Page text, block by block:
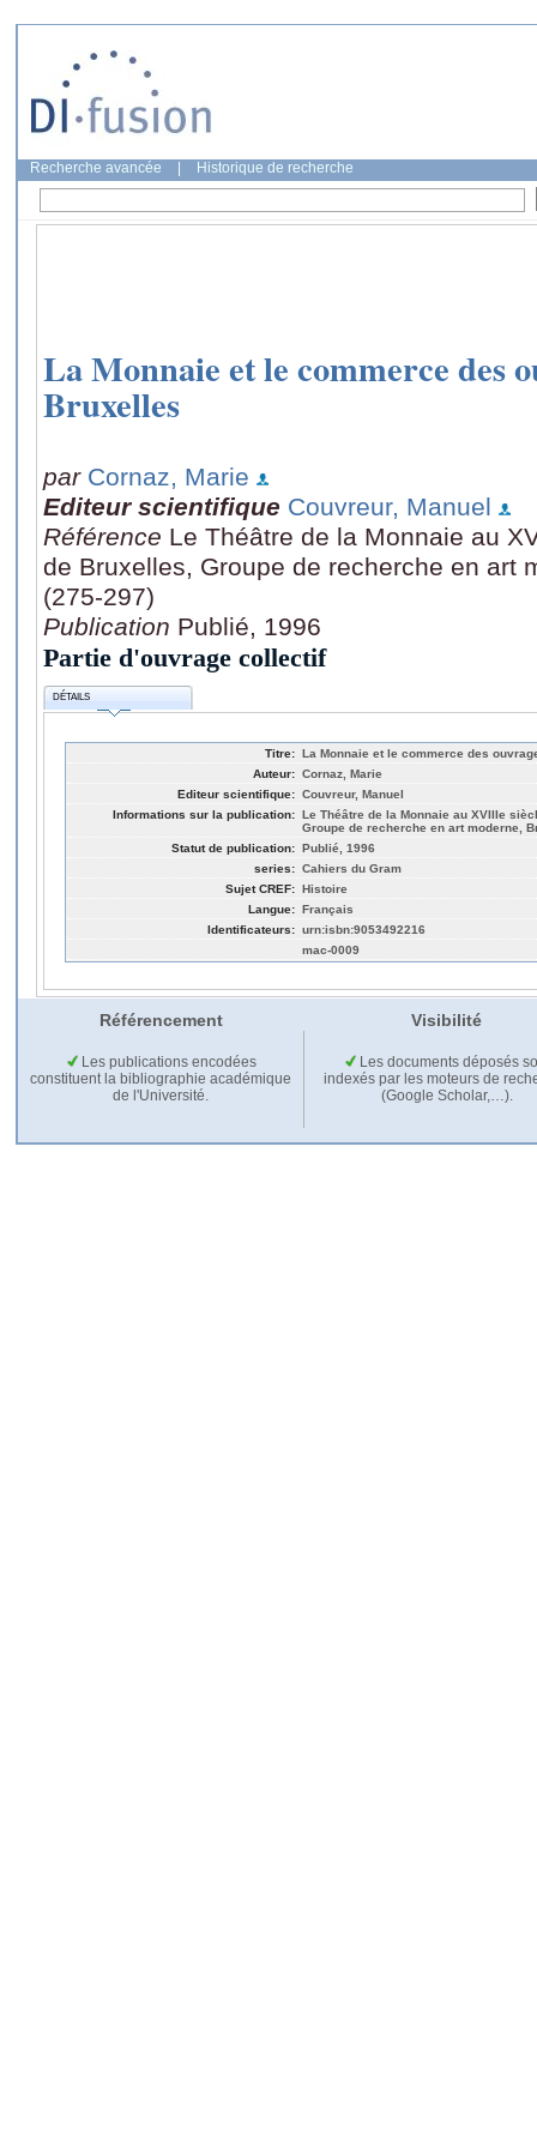
Recherche avancée Historique de recherche
La Monnaie et le commerce des
Bruxelles
par Cornaz, Marie
Editeur scientifique Couvreur, Manuel
Référence Le Théâtre de la Monnaie au
de Bruxelles, Groupe de recherche en art
(275-297)
Publication Publié, 1996
Partie d'ouvrage collectif
DÉTAILS
Titre: La Monnaie et le commerce des
Auteur: Cornaz, Marie
Editeur scientifique: Couvreur, Manuel
Informations sur la publication: Le Théâtre de la Monnaie au XVIIIe
Groupe de recherche en art moderne,
Statut de publication: Publié, 1996
series: Cahiers du Gram
Sujet CREF: Histoire
Langue: Français
Identificateurs: urn:isbn:9053492216
mac-0009
Référencement Visibilité
Les publications encodées
constituent la bibliographie académique
de l'Université.
Les documents déposés
indexés par les moteurs de
(Google Scholar,…).